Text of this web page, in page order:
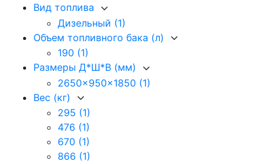
Вид топлива
Дизельный (1)
Объем топливного бака (л)
190 (1)
Размеры Д*Ш*В (мм)
2650x950x1850 (1)
Вес (кг)
295 (1)
476 (1)
670 (1)
866 (1)